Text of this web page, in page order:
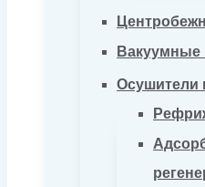
Вакуумные
Осушители